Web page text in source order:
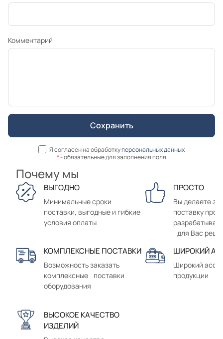
Комментарий
Я согласен на обработкуперсональных данных
*- обязательные для заполнения поля
Почему мы
ВЫГОДНО
Минимальные сроки
поставки, выгодные и гибкие
условия оплаты
ПРОСТО
Вы делаете
поставку
для Вас
КОМПЛЕКСНЫЕ ПОСТАВКИ
Возможность заказать
комплексные поставки
оборудования
ШИРОКИЙ
Широкий
продукции
ВЫСОКОЕ КАЧЕСТВО
ИЗДЕЛИЙ